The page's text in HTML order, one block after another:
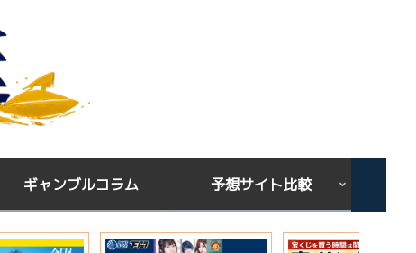
ギャンブルコラム 予想サイト比較